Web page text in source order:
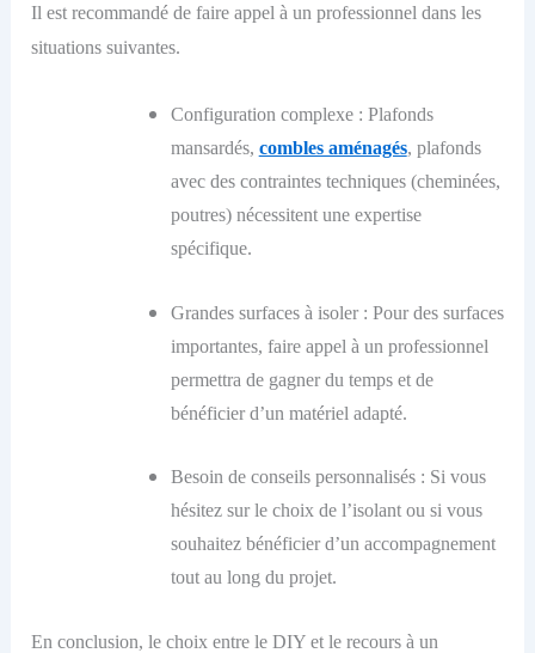
Il est recommandé de faire appel à un professionnel dans les
situations suivantes.
Configuration complexe : Plafonds
mansardés, combles aménagés, plafonds
avec des contraintes techniques (cheminées,
poutres) nécessitent une expertise
spécifique.
Grandes surfaces à isoler : Pour des surfaces
importantes, faire appel à un professionnel
permettra de gagner du temps et de
bénéficier d’un matériel adapté.
Besoin de conseils personnalisés : Si vous
hésitez sur le choix de l’isolant ou si vous
souhaitez bénéficier d’un accompagnement
tout au long du projet.
En conclusion, le choix entre le DIY et le recours à un